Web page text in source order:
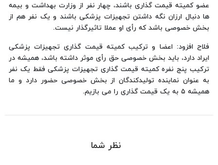
عضو کمیته قیمت گذاری باشند، چهار نفر از وزارت بهداشت و بیمه
ها دنبال ارزان نگه داشتن تجهیزات پزشکی باشند و یک نفر هم از
بخش خصوصی باشد که رأی او عملا تاثیرگذار نیست.
فلاح افزود: اعضا و ترکیب کمیته قیمت گذاری تجهیزات پزشکی
ایراد دارد، باید بخش خصوصی حق رأی موثر داشته باشد، همیشه در
ترکیب پنج نفره کمیته قیمت گذاری تجهیزات پزشکی فقط یک نفر
به عنوان نماینده تولیدکندگان از بخش خصوصی حضور دارد و ما
همیشه ۵ به یک قیمت گذاری را می بازیم.
نظر شما